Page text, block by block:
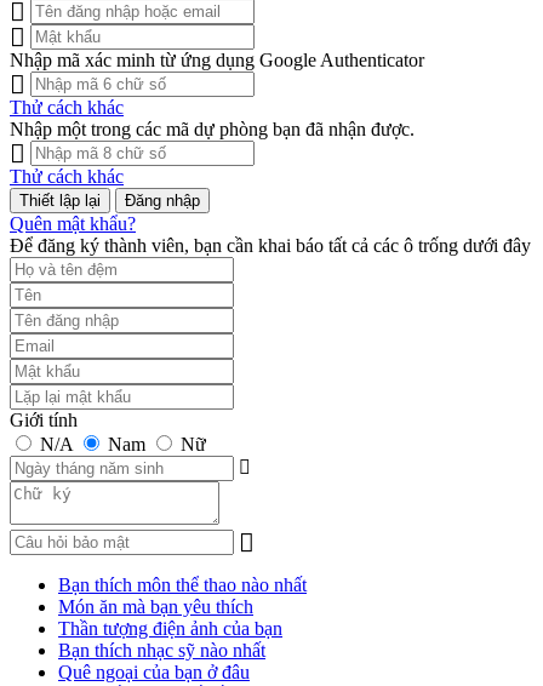
Nhập mã xác minh từ ứng dụng Google Authenticator
Thử cách khác
Nhập một trong các mã dự phòng bạn đã nhận được.
Thử cách khác
Đăng nhập
Quên mật khẩu?
Để đăng ký thành viên, bạn cần khai báo tất cả các ô trống dưới đây
Giới tính
N/A
Nam Nữ
Bạn thích môn thể thao nào nhất
Món ăn mà bạn yêu thích
Thần tượng điện ảnh của bạn
Bạn thích nhạc sỹ nào nhất
Quê ngoại của bạn ở đâu